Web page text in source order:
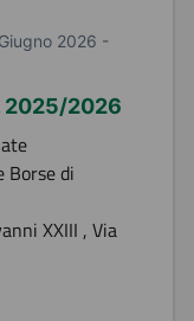
2026 -
2025/2026
Borse di
XXIII , Via